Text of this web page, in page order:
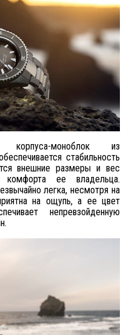
моноблок из
стабильность
внешние размеры и вес
ее владельца.
легка, несмотря на
на ощупь, а ее цвет
непревзойденную